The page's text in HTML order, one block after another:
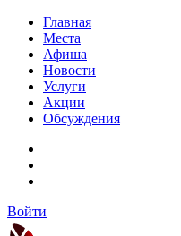
Главная
Места
Афиша
Новости
Услуги
Акции
Обсуждения
Войти